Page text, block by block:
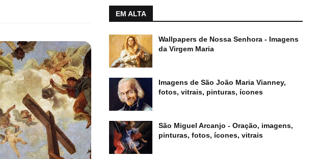
EM ALTA
Wallpapers de Nossa Senhora - Imagens
da Virgem Maria
Imagens de São João Maria Vianney,
fotos, vitrais, pinturas, ícones
São Miguel Arcanjo - Oração, imagens,
pinturas, fotos, ícones, vitrais